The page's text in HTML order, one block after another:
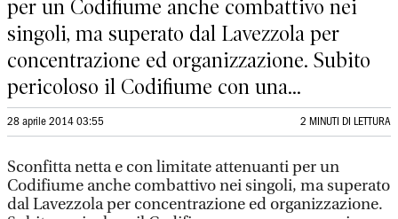
per un Codifiume anche combattivo nei
singoli, ma superato dal Lavezzola per
concentrazione ed organizzazione. Subito
pericoloso il Codifiume con una...
28 aprile 2014 03:55 2 MINUTI DI LETTURA
Sconfitta netta e con limitate attenuanti per un
Codifiume anche combattivo nei singoli, ma superato
dal Lavezzola per concentrazione ed organizzazione.